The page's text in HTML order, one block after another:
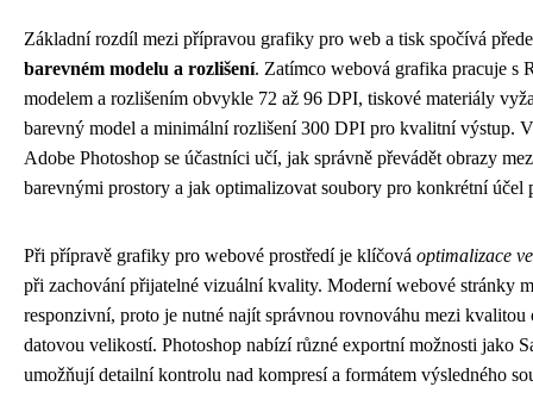
Základní rozdíl mezi přípravou grafiky pro web a tisk spočívá
barevném modelu a rozlišení. Zatímco webová grafika pracuje s
modelem a rozlišením obvykle 72 až 96 DPI, tiskové materiály
barevný model a minimální rozlišení 300 DPI pro kvalitní výstup.
Adobe Photoshop se účastníci učí, jak správně převádět obrazy
barevnými prostory a jak optimalizovat soubory pro konkrétní účel
Při přípravě grafiky pro webové prostředí je klíčová optimalizace
při zachování přijatelné vizuální kvality. Moderní webové stránky
responzivní, proto je nutné najít správnou rovnováhu mezi kvalitou
datovou velikostí. Photoshop nabízí různé exportní možnosti jako
umožňují detailní kontrolu nad kompresí a formátem výsledného